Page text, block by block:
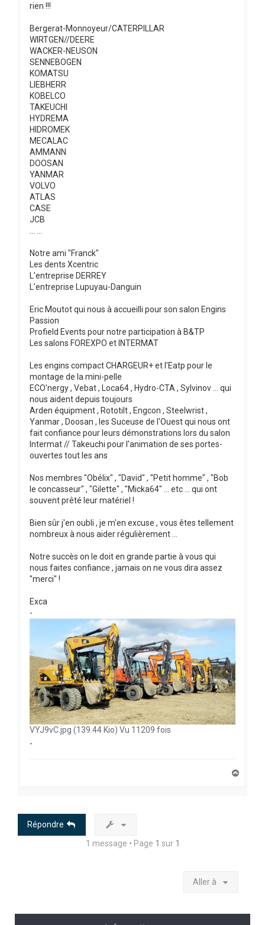
rien !!!
Bergerat-Monnoyeur/CATERPILLAR
WIRTGEN//DEERE
WACKER-NEUSON
SENNEBOGEN
KOMATSU
LIEBHERR
KOBELCO
TAKEUCHI
HYDREMA
HIDROMEK
MECALAC
AMMANN
DOOSAN
YANMAR
VOLVO
ATLAS
CASE
JCB
Notre ami "Franck"
Les dents Xcentric
L'entreprise DERREY
L'entreprise Lupuyau-Danguin
Eric Moutot qui nous à accueilli pour son salon Engins
Passion
Profield Events pour notre participation à B&TP
Les salons FOREXPO et INTERMAT
Les engins compact CHARGEUR+ et l'Eatp pour le
montage de la mini-pelle
ECO'nergy , Vebat , Loca64 , Hydro-CTA , Sylvinov ... qui
nous aident depuis toujours
Arden équipment , Rototilt , Engcon , Steelwrist ,
Yanmar , Doosan , les Suceuse de l'Ouest qui nous ont
fait confiance pour leurs démonstrations lors du salon
Intermat // Takeuchi pour l'animation de ses portes-
ouvertes tout les ans
Nos membres "Obélix" , "David" , "Petit homme" , "Bob
le concasseur" , "Gilette" , "Micka64" ... etc ... qui ont
souvent prêté leur matériel !
Bien sûr j'en oubli , je m'en excuse , vous êtes tellement
nombreux à nous aider régulièrement ...
Notre succès on le doit en grande partie à vous qui
nous faites confiance , jamais on ne vous dira assez
"merci" !
Exca
-
VYJ9vC.jpg (139.44 Kio) Vu 11209 fois
-
Répondre
1 message • Page 1 sur 1
Aller à